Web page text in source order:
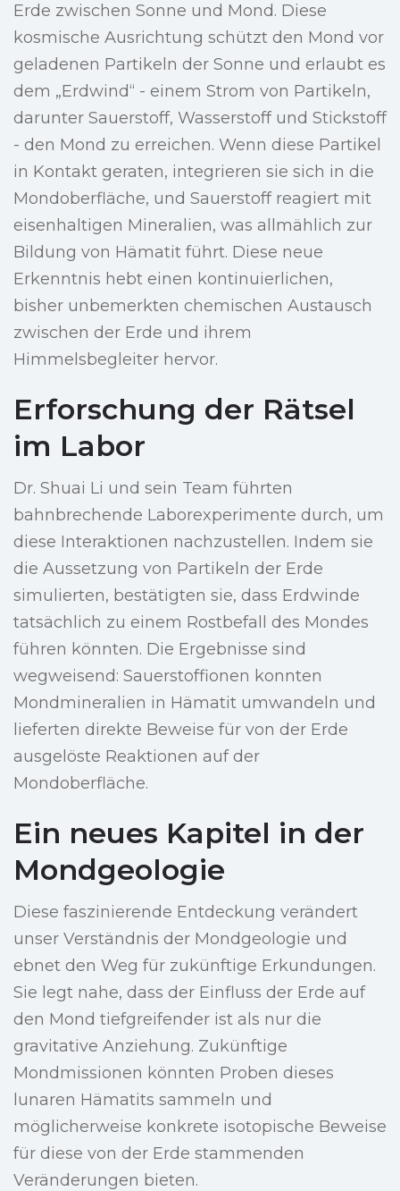
Erde zwischen Sonne und Mond. Diese
kosmische Ausrichtung schützt den Mond vor
geladenen Partikeln der Sonne und erlaubt es
dem „Erdwind“ - einem Strom von Partikeln,
darunter Sauerstoff, Wasserstoff und Stickstoff
- den Mond zu erreichen. Wenn diese Partikel
in Kontakt geraten, integrieren sie sich in die
Mondoberfläche, und Sauerstoff reagiert mit
eisenhaltigen Mineralien, was allmählich zur
Bildung von Hämatit führt. Diese neue
Erkenntnis hebt einen kontinuierlichen,
bisher unbemerkten chemischen Austausch
zwischen der Erde und ihrem
Himmelsbegleiter hervor.
Erforschung der Rätsel
im Labor
Dr. Shuai Li und sein Team führten
bahnbrechende Laborexperimente durch, um
diese Interaktionen nachzustellen. Indem sie
die Aussetzung von Partikeln der Erde
simulierten, bestätigten sie, dass Erdwinde
tatsächlich zu einem Rostbefall des Mondes
führen könnten. Die Ergebnisse sind
wegweisend: Sauerstoffionen konnten
Mondmineralien in Hämatit umwandeln und
lieferten direkte Beweise für von der Erde
ausgelöste Reaktionen auf der
Mondoberfläche.
Ein neues Kapitel in der
Mondgeologie
Diese faszinierende Entdeckung verändert
unser Verständnis der Mondgeologie und
ebnet den Weg für zukünftige Erkundungen.
Sie legt nahe, dass der Einfluss der Erde auf
den Mond tiefgreifender ist als nur die
gravitative Anziehung. Zukünftige
Mondmissionen könnten Proben dieses
lunaren Hämatits sammeln und
möglicherweise konkrete isotopische Beweise
für diese von der Erde stammenden
Veränderungen bieten.